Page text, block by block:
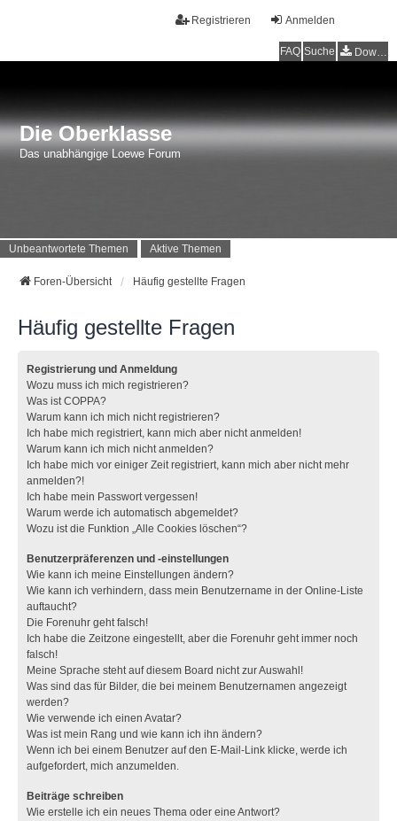
Anmelden
Registrieren
FAQ Suche Downloads
Die Oberklasse
Das unabhängige Loewe Forum
Unbeantwortete Themen Aktive Themen
Foren-Übersicht Häufig gestellte Fragen
Häufig gestellte Fragen
Registrierung und Anmeldung
Wozu muss ich mich registrieren?
Was ist COPPA?
Warum kann ich mich nicht registrieren?
Ich habe mich registriert, kann mich aber nicht anmelden!
Warum kann ich mich nicht anmelden?
Ich habe mich vor einiger Zeit registriert, kann mich aber nicht mehr
anmelden?!
Ich habe mein Passwort vergessen!
Warum werde ich automatisch abgemeldet?
Wozu ist die Funktion „Alle Cookies löschen“?
Benutzerpräferenzen und -einstellungen
Wie kann ich meine Einstellungen ändern?
Wie kann ich verhindern, dass mein Benutzername in der Online-Liste
auftaucht?
Die Forenuhr geht falsch!
Ich habe die Zeitzone eingestellt, aber die Forenuhr geht immer noch
falsch!
Meine Sprache steht auf diesem Board nicht zur Auswahl!
Was sind das für Bilder, die bei meinem Benutzernamen angezeigt
werden?
Wie verwende ich einen Avatar?
Was ist mein Rang und wie kann ich ihn ändern?
Wenn ich bei einem Benutzer auf den E-Mail-Link klicke, werde ich
aufgefordert, mich anzumelden.
Beiträge schreiben
Wie erstelle ich ein neues Thema oder eine Antwort?